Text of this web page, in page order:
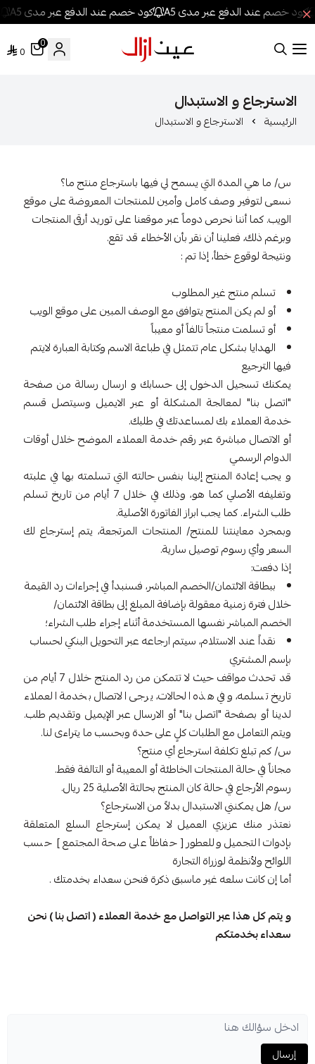
كود خصم عند الدفع عبر مدى A5 كود خصم عند الدفع عبر مدى A5
عين ازال للعطور
0
0
الاسترجاع و الاستبدال
الرئيسية الاسترجاع و الاستبدال
س/ ما هي المدة التي يسمح لي فيها باسترجاع منتج ما؟
نسعى لتوفير وصف كامل وأمين للمنتجات المعروضة على موقع
الويب. كما أننا نحرص دوماً عبر موقعنا على توريد أرقى المنتجات
وبرغم ذلك، فعلينا أن نقر بأن الأخطاء قد تقع.
ونتيجة لوقوع خطأ، إذا تم :
تسلم منتج غير المطلوب
أو لم يكن المنتج يتوافق مع الوصف المبين على موقع الويب
أو تسلمت منتجاً تالفاً أو معيباً
الهدايا بشكل عام تتمثل في طباعة الاسم وكتابة العبارة لايتم
فيها الترجيع
يمكنك تسجيل الدخول إلى حسابك و ارسال رسالة من صفحة
"اتصل بنا" لمعالجة المشكلة أو عبر الايميل وسيتصل قسم
خدمة العملاء بك لمساعدتك في طلبك.
أو الاتصال مباشرة عبر رقم خدمة العملاء الموضح خلال أوقات
الدوام الرسمي
و يجب إعادة المنتج إلينا بنفس حالته التي تسلمته بها في علبته
وتغليفه الأصلي كما هو، وذلك في خلال 7 أيام من تاريخ تسلم
طلب الشراء. كما يجب ابراز الفاتورة الأصلية.
وبمجرد معاينتنا للمنتج/ المنتجات المرتجعة، يتم إسترجاع لك
السعر وأي رسوم توصيل سارية.
إذا دفعت:
ببطاقة الائتمان/الخصم المباشر، فسنبدأ في إجراءات رد القيمة
خلال فترة زمنية معقولة بإضافة المبلغ إلى بطاقة الائتمان/
الخصم المباشر نفسها المستخدمة أثناء إجراء طلب الشراء؛
نقداً عند الاستلام، سيتم ارجاعه عبر التحويل البنكي لحساب
بإسم المشتري
قد تحدث مواقف حيث لا تتمكن من رد المنتج خلال 7 أيام من
تاريخ تسلمه، وفي هذه الحالات، يرجى الاتصال بخدمة العملاء
لدينا أو بصفحة "اتصل بنا" أو الارسال عبر الإيميل وتقديم طلب.
ويتم التعامل مع الطلبات كلٍ على حدة وبحسب ما يتراءى لنا.
س/ كم تبلغ تكلفة استرجاع أي منتج؟
مجاناً في حالة المنتجات الخاطئة أو المعيبة أو التالفة فقط.
رسوم الأرجاع في حالة كان المنتج بحالتة الأصلية 25 ريال.
س/ هل يمكنني الاستبدال بدلاً من الاسترجاع؟
نعتذر منك عزيزي العميل لا يمكن إسترجاع السلع المتعلقة
بإدوات التجميل وللعطور [ حفاظاً على صحة المجتمع ] حسب
اللوائح ولأنظمة لوزراة التجارة
أما إن كانت سلعه غير ماسبق ذكرة فنحن سعداء بخدمتك .
و يتم كل هذا عبر التواصل مع خدمة العملاء ( اتصل بنا ) نحن
سعداء بخدمتكم
إرسال